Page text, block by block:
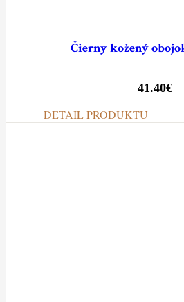
Čierny kožený
41.40€
DETAIL PRODUKTU